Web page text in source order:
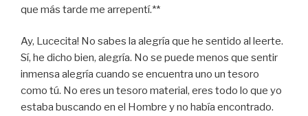
que más tarde me arrepentí.**
Ay, Lucecita! No sabes la alegría que he sentido al leerte.
Sí, he dicho bien, alegría. No se puede menos que sentir
inmensa alegría cuando se encuentra uno un tesoro
como tú. No eres un tesoro material, eres todo lo que yo
estaba buscando en el Hombre y no había encontrado.